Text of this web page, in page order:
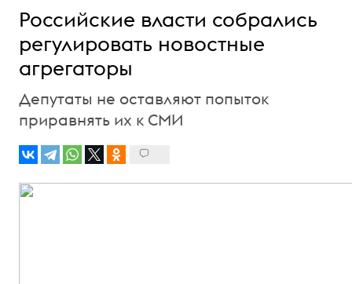
Российские власти собрались
регулировать новостные
агрегаторы
Депутаты не оставляют попыток
приравнять их к СМИ